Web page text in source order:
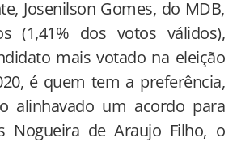
Josenilson Gomes, do MDB,
(1,41% dos votos válidos),
mais votado na eleição
é quem tem a preferência,
alinhavado um acordo para
Nogueira de Araujo Filho, o